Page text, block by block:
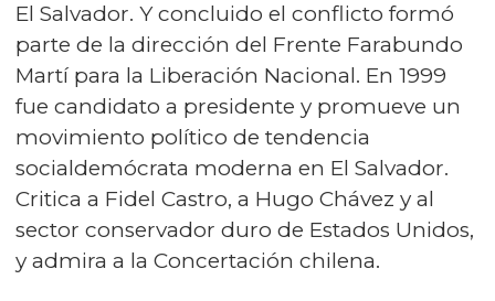
El Salvador. Y concluido el conflicto formó
parte de la dirección del Frente Farabundo
Martí para la Liberación Nacional. En 1999
fue candidato a presidente y promueve un
movimiento político de tendencia
socialdemócrata moderna en El Salvador.
Critica a Fidel Castro, a Hugo Chávez y al
sector conservador duro de Estados Unidos,
y admira a la Concertación chilena.